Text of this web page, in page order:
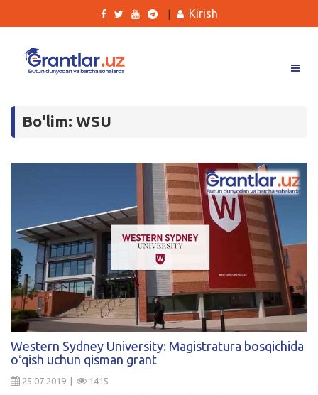
Tanlovlar
Yana
Qidirish
Kirish
Bo'lim: WSU
Western Sydney University: Magistratura bosqichida
oʻqish uchun qisman grant
25.07.2019 | 1415